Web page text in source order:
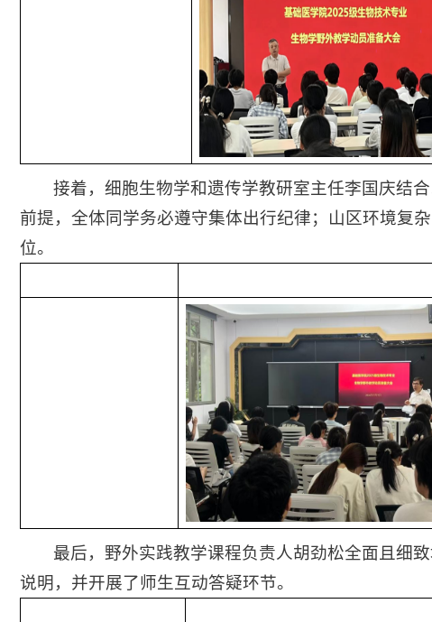
接着，细胞生物学和遗传学教研室主任李国庆结
前提，全体同学务必遵守集体出行纪律；山区环境复
位。
最后，野外实践教学课程负责人胡劲松全面且细
说明，并开展了师生互动答疑环节。